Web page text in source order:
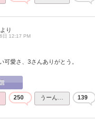
より
日 12:17 PM
可愛さ、3さんありがとう。
250 うーん… 139